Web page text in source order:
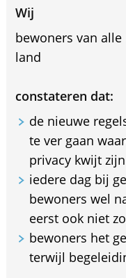
Wij
bewoners van
land
constateren dat:
de nieuwe
te ver gaan
privacy kwijt
iedere dag bij
bewoners wel
eerst ook niet
bewoners het
terwijl